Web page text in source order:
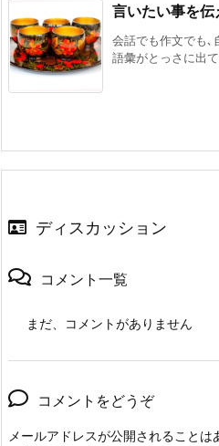
言いたい事を伝
会話でも作文でも､
語彙がとっさに出
ディスカッション
コメント一覧
まだ、コメントがありません
コメントをどうぞ
メールアドレスが公開されることは